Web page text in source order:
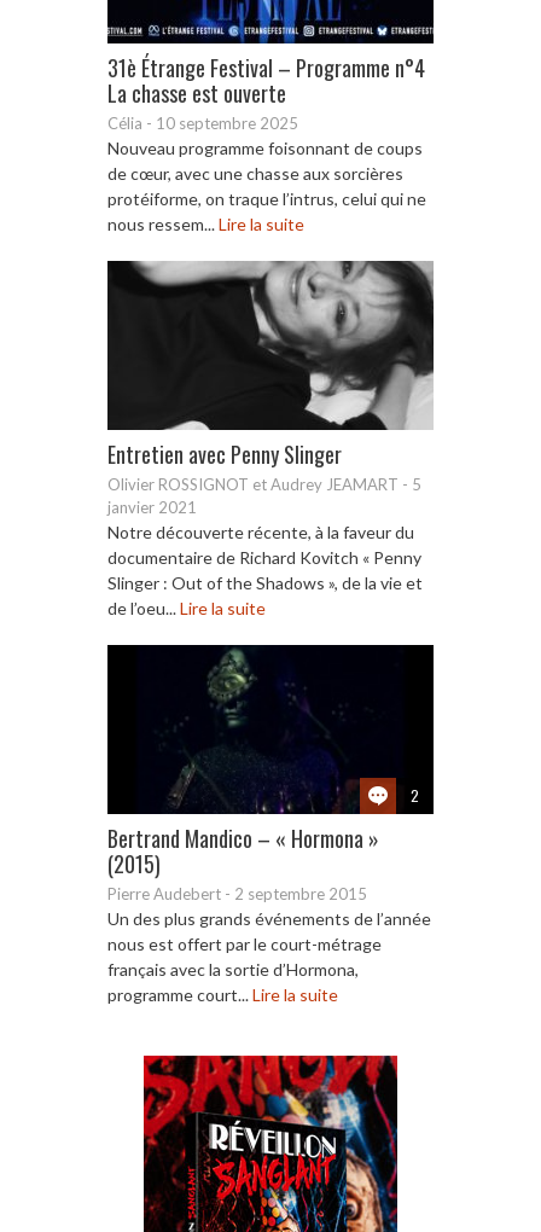
31è Étrange Festival – Programme n°4
La chasse est ouverte
Célia - 10 septembre 2025
Nouveau programme foisonnant de coups
de cœur, avec une chasse aux sorcières
protéiforme, on traque l’intrus, celui qui ne
nous ressem...Lire la suite
Entretien avec Penny Slinger
Olivier ROSSIGNOT et Audrey JEAMART - 5
janvier 2021
Notre découverte récente, à la faveur du
documentaire de Richard Kovitch « Penny
Slinger : Out of the Shadows », de la vie et
de l’oeu...Lire la suite
2
Bertrand Mandico – « Hormona »
(2015)
Pierre Audebert - 2 septembre 2015
Un des plus grands événements de l’année
nous est offert par le court-métrage
français avec la sortie d’Hormona,
programme court...Lire la suite